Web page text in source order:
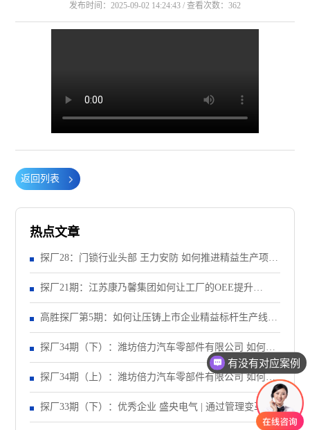
发布时间：2025-09-02 14:24:43 / 查看次数：362
返回列表
热点文章
探厂28：门锁行业头部 王力安防 如何推进精益生产项
目？（上）
探厂21期：江苏康乃馨集团如何让工厂的OEE提升
28%？
高胜探厂第5期：如何让压铸上市企业精益标杆生产线效
率提升40%？
探厂34期（下）：潍坊倍力汽车零部件有限公司 如何让
生产效率提升43%？
探厂34期（上）：潍坊倍力汽车零部件有限公司 如何让
订单准交率提升43%？
探厂33期（下）：优秀企业 盛央电气 | 通过管理变革，
有没有对应案例